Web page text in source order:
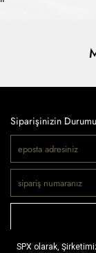
Siparişinizin